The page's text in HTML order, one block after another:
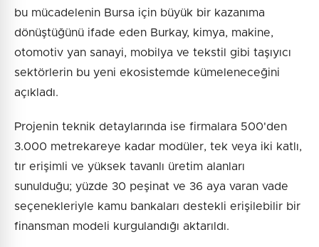
bu mücadelenin Bursa için büyük bir kazanıma
dönüştüğünü ifade eden Burkay, kimya, makine,
otomotiv yan sanayi, mobilya ve tekstil gibi taşıyıcı
sektörlerin bu yeni ekosistemde kümeleneceğini
açıkladı.
Projenin teknik detaylarında ise firmalara 500'den
3.000 metrekareye kadar modüler, tek veya iki katlı,
tır erişimli ve yüksek tavanlı üretim alanları
sunulduğu; yüzde 30 peşinat ve 36 aya varan vade
seçenekleriyle kamu bankaları destekli erişilebilir bir
finansman modeli kurgulandığı aktarıldı.